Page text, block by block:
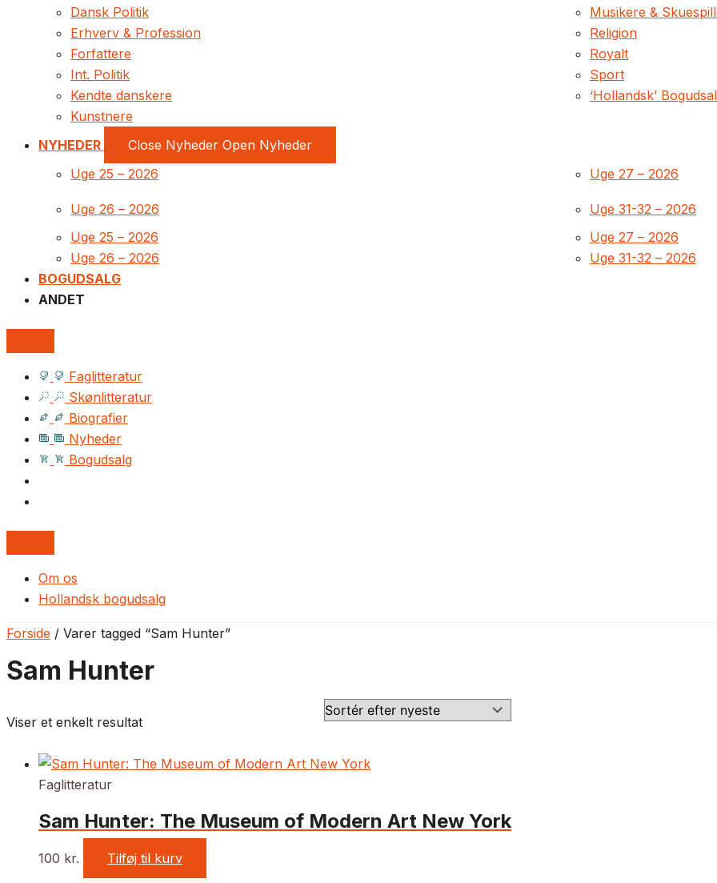
Dansk Politik
Erhverv & Profession
Forfattere
Int. Politik
Kendte danskere
Kunstnere
Musikere &
Religion
Royalt
Sport
‘Hollandsk’
NYHEDER Close Nyheder Open Nyheder
Uge 25 – 2026
Uge 26 – 2026
Uge 27 – 2026
Uge 31-32 – 2026
Uge 25 – 2026
Uge 26 – 2026
Uge 27 – 2026
Uge 31-32 – 2026
BOGUDSALG
ANDET
Faglitteratur
Skønlitteratur
Biografier
Nyheder
Bogudsalg
Om os
Hollandsk bogudsalg
Forside / Varer tagged “Sam Hunter”
Sam Hunter
Viser et enkelt resultat
Faglitteratur
Sam Hunter: The Museum of Modern Art New York
100 kr. Tilføj til kurv